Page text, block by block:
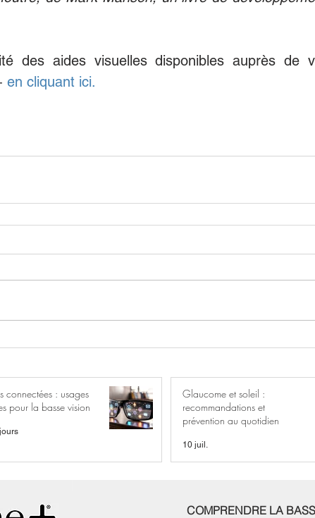
des aides visuelles disponibles auprès de
en cliquant ici.
connectées : usages
pour la basse vision
Glaucome et soleil :
recommandations et
prévention au quotidien
10 juil.
COMPRENDRE LA